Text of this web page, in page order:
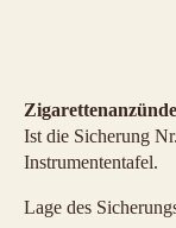
Ist die Sicherung
Instrumententafel.
Lage des